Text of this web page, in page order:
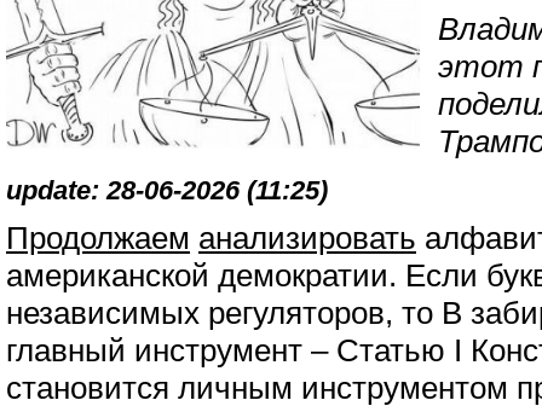
этот
update: 28-06-2026 (11:25)
Продолжаем анализировать
американской демократии. Если
независимых регуляторов, то B
главный инструмент – Статью I
становится личным инструментом